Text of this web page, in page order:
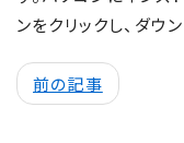
ンをクリックし、ダウ
前の記事